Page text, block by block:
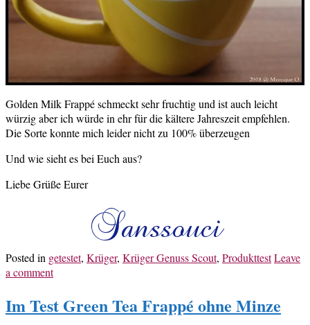
Golden Milk Frappé schmeckt sehr fruchtig und ist auch leicht
würzig aber ich würde in ehr für die kältere Jahreszeit empfehlen.
Die Sorte konnte mich leider nicht zu 100% überzeugen
Und wie sieht es bei Euch aus?
Liebe Grüße Eurer
Posted in getestet, Krüger, Krüger Genuss Scout, ProdukttestLeave
a comment
Im Test Green Tea Frappé ohne Minze